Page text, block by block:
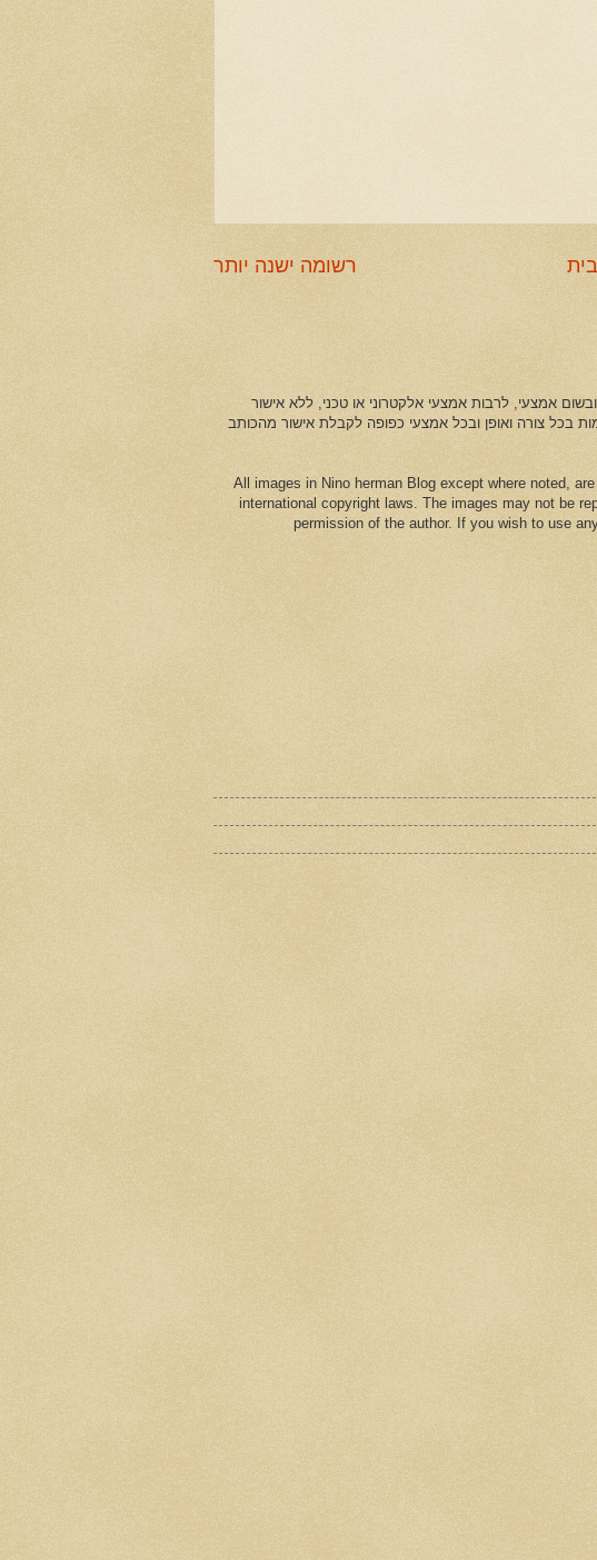
רשומה ישנה יותר
אמצעי, לרבות אמצעי אלקטרוני או טכני, ללא אישור
בכל צורה ואופן ובכל אמצעי כפופה לקבלת אישור מהכותב
All images in Nino herman Blog except where noted,
international copyright laws. The images may not be
permission of the author. If you wish to use